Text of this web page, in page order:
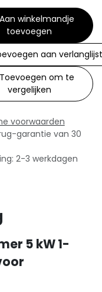
Aan winkelmandje
toevoegen
Toevoegen om te
vergelijken
aan verlanglijst
voorwaarden
garantie van 30
2-3 werkdagen
5 kW 1-